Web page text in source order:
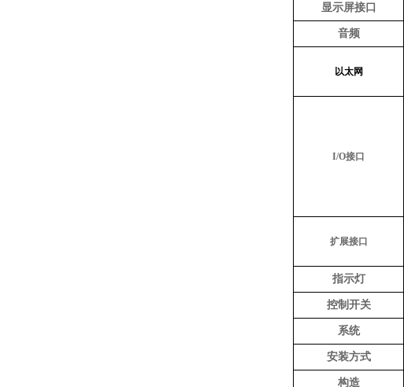
显示屏接口
音频
以太网
I/O接口
扩展接口
指示灯
控制开关
系统
安装方式
构造